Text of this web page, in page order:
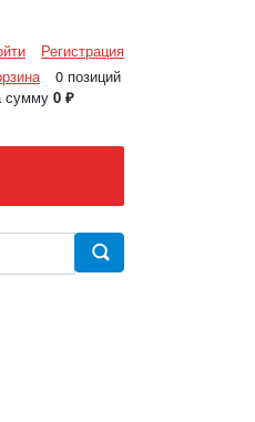
Регистрация
0 позиций
сумму 0 ₽